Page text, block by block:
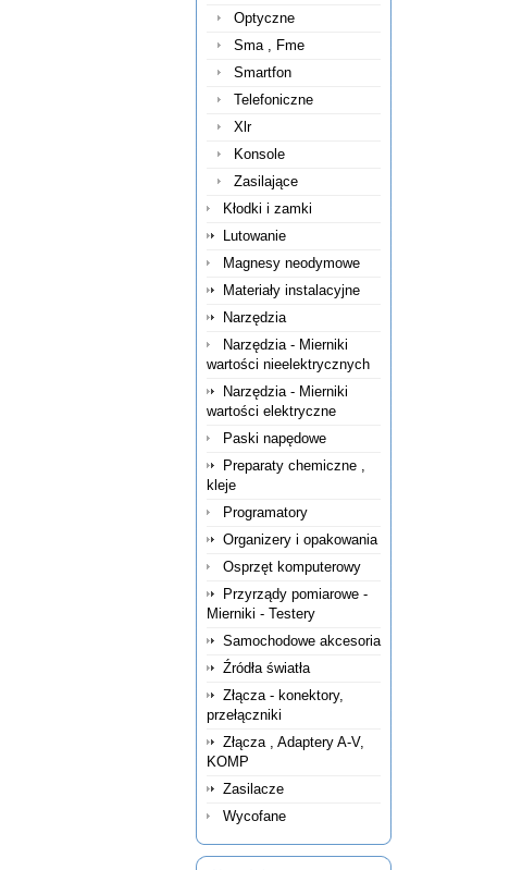
Optyczne
Sma , Fme
Smartfon
Telefoniczne
Xlr
Konsole
Zasilające
Kłodki i zamki
Lutowanie
Magnesy neodymowe
Materiały instalacyjne
Narzędzia
Narzędzia - Mierniki
wartości nieelektrycznych
Narzędzia - Mierniki
wartości elektryczne
Paski napędowe
Preparaty chemiczne ,
kleje
Programatory
Organizery i opakowania
Osprzęt komputerowy
Przyrządy pomiarowe -
Mierniki - Testery
Samochodowe akcesoria
Źródła światła
Złącza - konektory,
przełączniki
Złącza , Adaptery A-V,
KOMP
Zasilacze
Wycofane